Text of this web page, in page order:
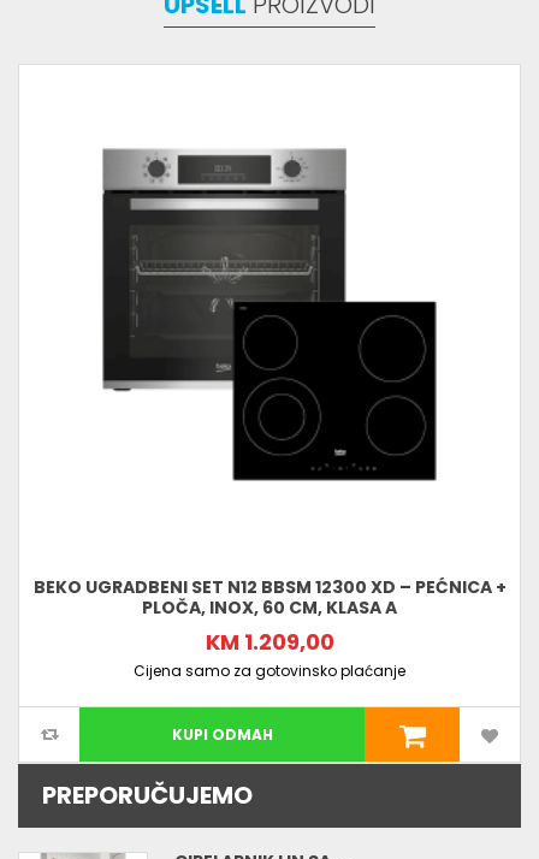
BEKO UGRADBENI SET N12 BBSM 12300 XD – PEĆNICA +
PLOČA, INOX, 60 CM, KLASA A
KM 1.209,00
Cijena samo za gotovinsko plaćanje
KUPI ODMAH
PREPORUČUJEMO